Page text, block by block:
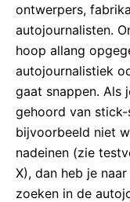
ontwerpers,
autojournalisten.
hoop allang
autojournalistiek
gaat snappen. Als
gehoord van
bijvoorbeeld niet
nadeinen (zie
X), dan heb je
zoeken in de